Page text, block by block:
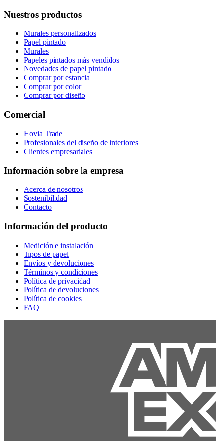
Nuestros productos
Murales personalizados
Papel pintado
Murales
Papeles pintados más vendidos
Novedades de papel pintado
Comprar por estancia
Comprar por color
Comprar por diseño
Comercial
Hovia Trade
Profesionales del diseño de interiores
Clientes empresariales
Información sobre la empresa
Acerca de nosotros
Sostenibilidad
Contacto
Información del producto
Medición e instalación
Tipos de papel
Envíos y devoluciones
Términos y condiciones
Política de privacidad
Política de devoluciones
Política de cookies
FAQ